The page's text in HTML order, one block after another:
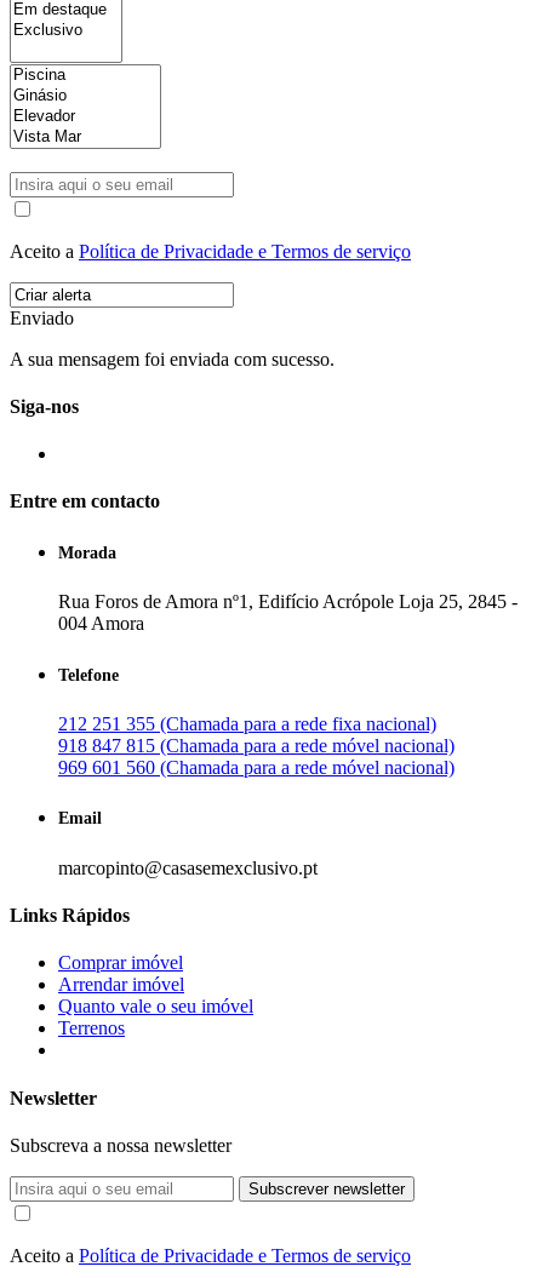
Aceito a Política de Privacidade e Termos de serviço
Enviado
A sua mensagem foi enviada com sucesso.
Siga-nos
Entre em contacto
Morada
Rua Foros de Amora nº1, Edifício Acrópole Loja 25, 2845 -
004 Amora
Telefone
212 251 355 (Chamada para a rede fixa nacional)
918 847 815 (Chamada para a rede móvel nacional)
969 601 560 (Chamada para a rede móvel nacional)
Email
marcopinto@casasemexclusivo.pt
Links Rápidos
Comprar imóvel
Arrendar imóvel
Quanto vale o seu imóvel
Terrenos
Newsletter
Subscreva a nossa newsletter
Subscrever newsletter
Aceito a Política de Privacidade e Termos de serviço